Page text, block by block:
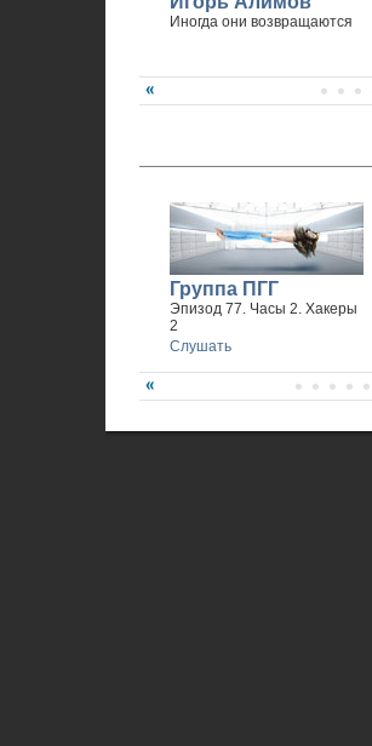
Иногда они возвращаются
Группа ПГГ
Эпизод 77. Часы 2. Хакеры
2
Слушать